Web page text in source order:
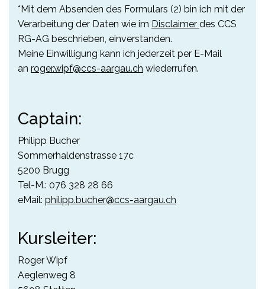
*Mit dem Absenden des Formulars (2) bin ich mit der
Verarbeitung der Daten wie im Disclaimer des CCS
RG-AG beschrieben, einverstanden.
Meine Einwilligung kann ich jederzeit per E-Mail
an roger.wipf@ccs-aargau.ch wiederrufen.
Captain:
Philipp Bucher
Sommerhaldenstrasse 17c
5200 Brugg
Tel-M.: 076 328 28 66
eMail: philipp.bucher@ccs-aargau.ch
Kursleiter:
Roger Wipf
Aeglenweg 8